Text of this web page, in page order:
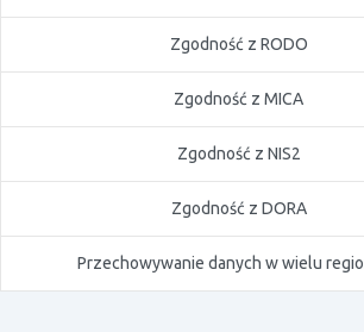
Zgodność z RODO
Zgodność z MICA
Zgodność z NIS2
Zgodność z DORA
Przechowywanie danych w wielu